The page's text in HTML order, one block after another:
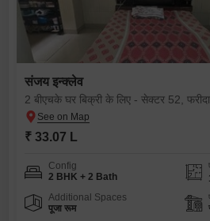
संजय इन्क्लेव
2 बीएचके घर बिक्री के लिए - सेक्टर 52,
₹ 33.07 L
Config
2 BHK + 2 Bath
Additional Spaces
पूजा रूम